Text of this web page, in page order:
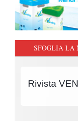
SFOGLIA LA